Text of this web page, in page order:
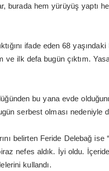
burada hem yürüyüş yaptı
ifade eden 68
ve ilk defa bugün çıktım.
bu yana evde
serbest olması nedeniyle
belirten Feride Delebağ
nefes aldık. İyi oldu.
kullandı.